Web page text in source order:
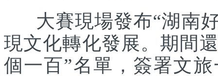
大賽現場發布“湖南好
現文化轉化發展。期間
個一百”名單，簽署文